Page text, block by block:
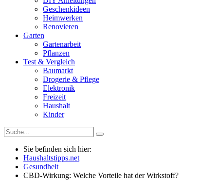
Geschenkideen
Heimwerken
Renovieren
Garten
Gartenarbeit
Pflanzen
Test & Vergleich
Baumarkt
Drogerie & Pflege
Elektronik
Freizeit
Haushalt
Kinder
Sie befinden sich hier:
Haushaltstipps.net
Gesundheit
CBD-Wirkung: Welche Vorteile hat der Wirkstoff?